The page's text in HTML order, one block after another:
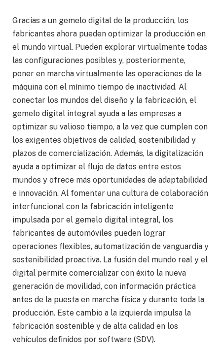
Gracias a un gemelo digital de la producción, los
fabricantes ahora pueden optimizar la producción en
el mundo virtual. Pueden explorar virtualmente todas
las configuraciones posibles y, posteriormente,
poner en marcha virtualmente las operaciones de la
máquina con el mínimo tiempo de inactividad. Al
conectar los mundos del diseño y la fabricación, el
gemelo digital integral ayuda a las empresas a
optimizar su valioso tiempo, a la vez que cumplen con
los exigentes objetivos de calidad, sostenibilidad y
plazos de comercialización. Además, la digitalización
ayuda a optimizar el flujo de datos entre estos
mundos y ofrece más oportunidades de adaptabilidad
e innovación. Al fomentar una cultura de colaboración
interfuncional con la fabricación inteligente
impulsada por el gemelo digital integral, los
fabricantes de automóviles pueden lograr
operaciones flexibles, automatización de vanguardia y
sostenibilidad proactiva. La fusión del mundo real y el
digital permite comercializar con éxito la nueva
generación de movilidad, con información práctica
antes de la puesta en marcha física y durante toda la
producción. Este cambio a la izquierda impulsa la
fabricación sostenible y de alta calidad en los
vehículos definidos por software (SDV).